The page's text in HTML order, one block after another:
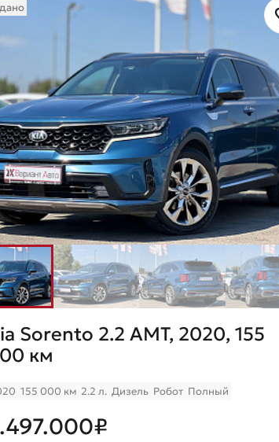
Sorento 2.2 AMT, 2020, 155
км
155 000 км 2.2 л. Дизель Робот Полный